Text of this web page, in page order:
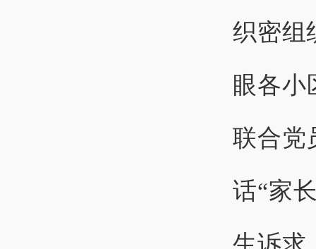
织密组
眼各小
联合党
话“家
生诉求